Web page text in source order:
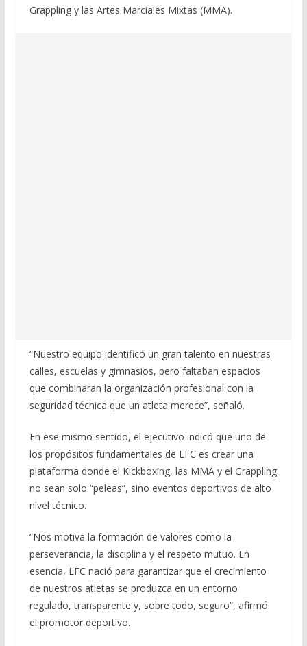
Grappling y las Artes Marciales Mixtas (MMA).
“Nuestro equipo identificó un gran talento en nuestras
calles, escuelas y gimnasios, pero faltaban espacios
que combinaran la organización profesional con la
seguridad técnica que un atleta merece”, señaló.
En ese mismo sentido, el ejecutivo indicó que uno de
los propósitos fundamentales de LFC es crear una
plataforma donde el Kickboxing, las MMA y el Grappling
no sean solo “peleas”, sino eventos deportivos de alto
nivel técnico.
“Nos motiva la formación de valores como la
perseverancia, la disciplina y el respeto mutuo. En
esencia, LFC nació para garantizar que el crecimiento
de nuestros atletas se produzca en un entorno
regulado, transparente y, sobre todo, seguro”, afirmó
el promotor deportivo.